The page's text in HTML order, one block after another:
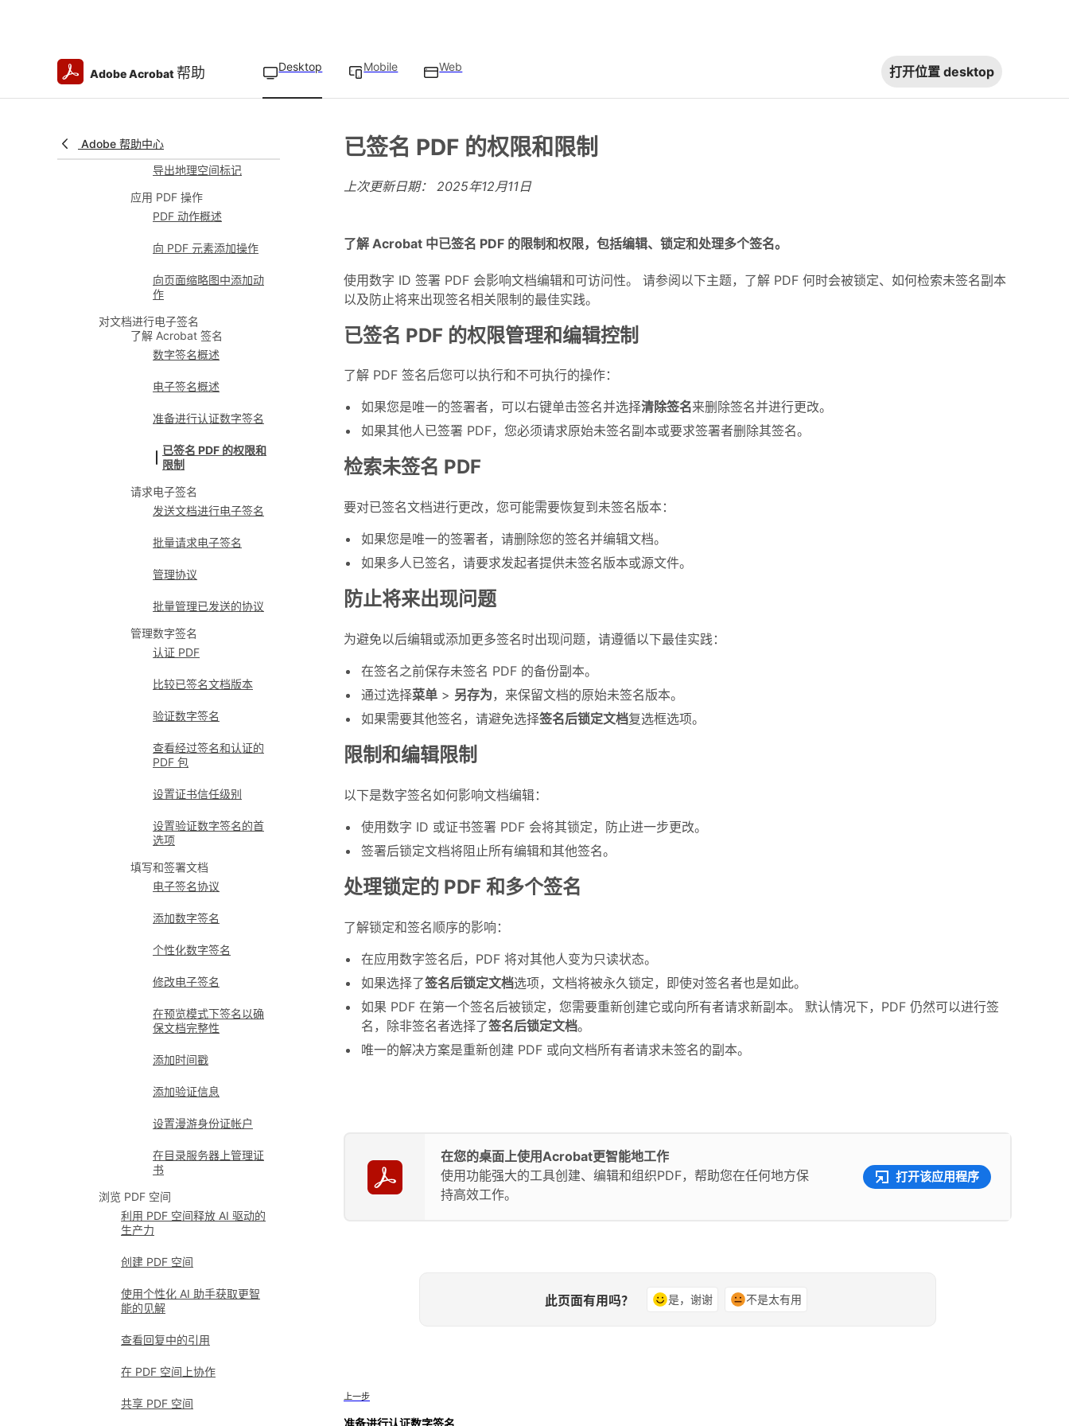
Adobe Acrobat 帮助 Desktop Mobile Web 打开位置 desktop
Adobe 帮助中心自定义地理空间测量
导出地理空间标记
应用 PDF 操作
PDF 动作概述
向 PDF 元素添加操作
向页面缩略图中添加动
作
对文档进行电子签名
了解 Acrobat 签名
数字签名概述
电子签名概述
准备进行认证数字签名
已签名 PDF 的权限和
限制
请求电子签名
发送文档进行电子签名
批量请求电子签名
管理协议
批量管理已发送的协议
管理数字签名
认证 PDF
比较已签名文档版本
验证数字签名
查看经过签名和认证的
PDF 包
设置证书信任级别
设置验证数字签名的首
选项
填写和签署文档
电子签名协议
添加数字签名
个性化数字签名
修改电子签名
在预览模式下签名以确
保文档完整性
添加时间戳
添加验证信息
设置漫游身份证帐户
在目录服务器上管理证
书
浏览 PDF 空间
利用 PDF 空间释放 AI 驱动的
生产力
创建 PDF 空间
使用个性化 AI 助手获取更智
能的见解
查看回复中的引用
在 PDF 空间上协作
共享 PDF 空间
已签名 PDF 的权限和限制
上次更新日期： 2025年12月11日
了解 Acrobat 中已签名 PDF 的限制和权限，包括编辑、锁定和处理多个签名。
使用数字 ID 签署 PDF 会影响文档编辑和可访问性。 请参阅以下主题，了解 PDF 何时会被锁定、如何检索未签名副本
以及防止将来出现签名相关限制的最佳实践。
已签名 PDF 的权限管理和编辑控制
了解 PDF 签名后您可以执行和不可执行的操作：
如果您是唯一的签署者，可以右键单击签名并选择清除签名来删除签名并进行更改。
如果其他人已签署 PDF，您必须请求原始未签名副本或要求签署者删除其签名。
检索未签名 PDF
要对已签名文档进行更改，您可能需要恢复到未签名版本：
如果您是唯一的签署者，请删除您的签名并编辑文档。
如果多人已签名，请要求发起者提供未签名版本或源文件。
防止将来出现问题
为避免以后编辑或添加更多签名时出现问题，请遵循以下最佳实践：
在签名之前保存未签名 PDF 的备份副本。
通过选择菜单 > 另存为，来保留文档的原始未签名版本。
如果需要其他签名，请避免选择签名后锁定文档复选框选项。
限制和编辑限制
以下是数字签名如何影响文档编辑：
使用数字 ID 或证书签署 PDF 会将其锁定，防止进一步更改。
签署后锁定文档将阻止所有编辑和其他签名。
处理锁定的 PDF 和多个签名
了解锁定和签名顺序的影响：
在应用数字签名后，PDF 将对其他人变为只读状态。
如果选择了签名后锁定文档选项，文档将被永久锁定，即使对签名者也是如此。
如果 PDF 在第一个签名后被锁定，您需要重新创建它或向所有者请求新副本。 默认情况下，PDF 仍然可以进行签
名，除非签名者选择了签名后锁定文档。
唯一的解决方案是重新创建 PDF 或向文档所有者请求未签名的副本。
在您的桌面上使用Acrobat更智能地工作
使用功能强大的工具创建、编辑和组织PDF，帮助您在任何地方保
持高效工作。
打开该应用程序
此页面有用吗？ 是，谢谢 不是太有用
上一步